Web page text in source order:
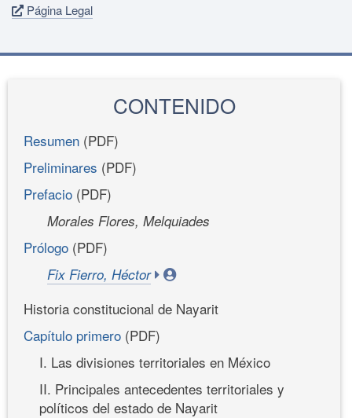
Página Legal
CONTENIDO
Resumen (PDF)
Preliminares (PDF)
Prefacio (PDF)
Morales Flores, Melquiades
Prólogo (PDF)
Fix Fierro, Héctor
Historia constitucional de Nayarit
Capítulo primero (PDF)
I. Las divisiones territoriales en México
II. Principales antecedentes territoriales y
políticos del estado de Nayarit